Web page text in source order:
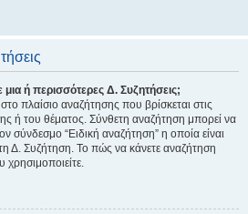
ή περισσότερες Δ. Συζητήσεις;
πλαίσιο αναζήτησης που βρίσκεται στις
ή του θέματος. Σύνθετη αναζήτηση μπορεί να
σύνδεσμο “Ειδική αναζήτηση” η οποία είναι
Δ. Συζήτηση. Το πώς να κάνετε αναζήτηση